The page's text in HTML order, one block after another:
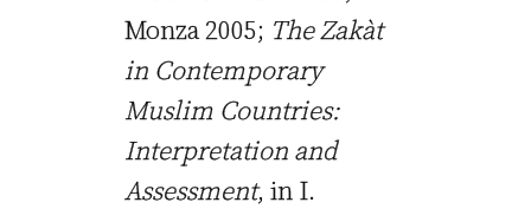
Monza 2005; The Zakàt
in Contemporary
Muslim Countries:
Interpretation and
Assessment, in I.